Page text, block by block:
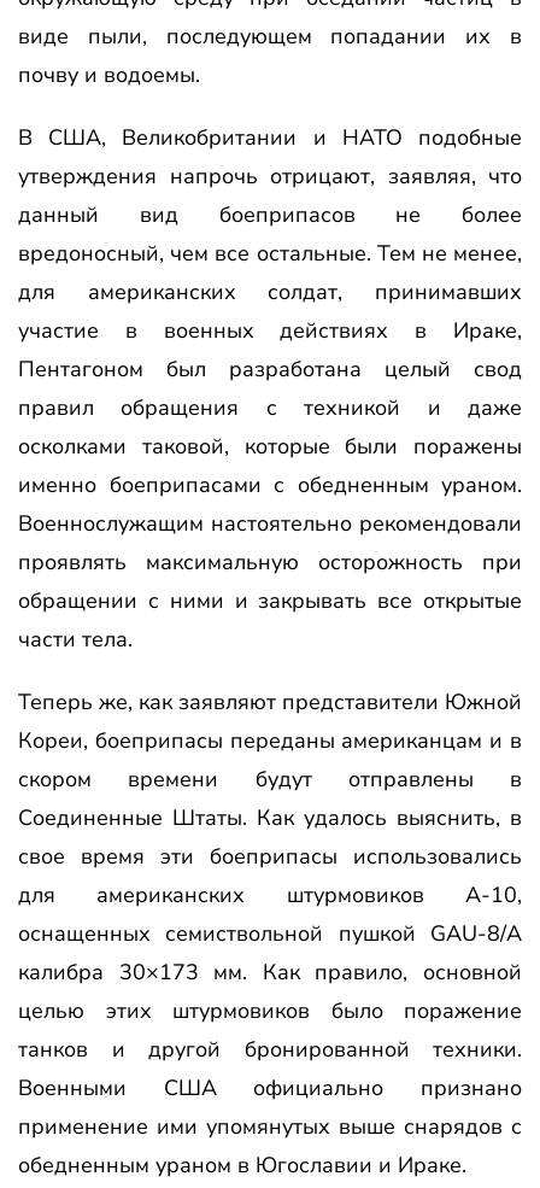
виде пыли, последующем попадании их в
почву и водоемы.
В США, Великобритании и НАТО подобные
утверждения напрочь отрицают, заявляя, что
данный вид боеприпасов не более
вредоносный, чем все остальные. Тем не менее,
для американских солдат, принимавших
участие в военных действиях в Ираке,
Пентагоном был разработана целый свод
правил обращения с техникой и даже
осколками таковой, которые были поражены
именно боеприпасами с обедненным ураном.
Военнослужащим настоятельно рекомендовали
проявлять максимальную осторожность при
обращении с ними и закрывать все открытые
части тела.
Теперь же, как заявляют представители Южной
Кореи, боеприпасы переданы американцам и в
скором времени будут отправлены в
Соединенные Штаты. Как удалось выяснить, в
свое время эти боеприпасы использовались
для американских штурмовиков А-10,
оснащенных семиствольной пушкой GAU-8/A
калибра 30×173 мм. Как правило, основной
целью этих штурмовиков было поражение
танков и другой бронированной техники.
Военными США официально признано
применение ими упомянутых выше снарядов с
обедненным ураном в Югославии и Ираке.